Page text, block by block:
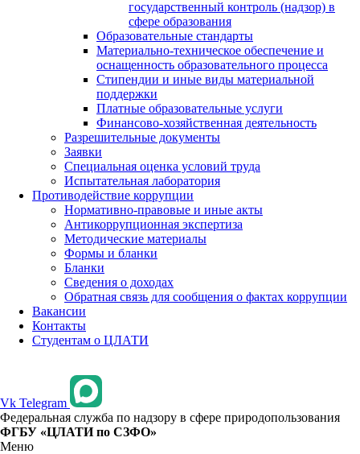
государственный контроль (надзор) в
сфере образования
Образовательные стандарты
Материально-техническое обеспечение и
оснащенность образовательного процесса
Стипендии и иные виды материальной
поддержки
Платные образовательные услуги
Финансово-хозяйственная деятельность
Разрешительные документы
Заявки
Специальная оценка условий труда
Испытательная лаборатория
Противодействие коррупции
Нормативно-правовые и иные акты
Антикоррупционная экспертиза
Методические материалы
Формы и бланки
Бланки
Сведения о доходах
Обратная связь для сообщения о фактах коррупции
Вакансии
Контакты
Студентам о ЦЛАТИ
Vk Telegram
Федеральная служба по надзору в сфере природопользования
ФГБУ «ЦЛАТИ по СЗФО»
Меню